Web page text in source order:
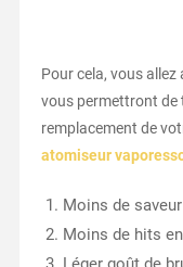
Pour cela, vous
vous permettront de
remplacement de
atomiseur
Moins de saveur
Moins de hits